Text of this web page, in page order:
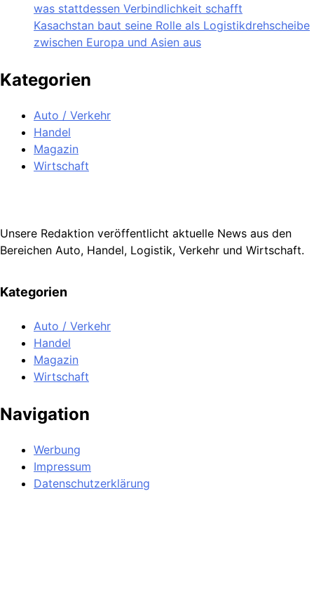
was stattdessen Verbindlichkeit schafft
Kasachstan baut seine Rolle als Logistikdrehscheibe
zwischen Europa und Asien aus
Kategorien
Auto / Verkehr
Handel
Magazin
Wirtschaft
Unsere Redaktion veröffentlicht aktuelle News aus den
Bereichen Auto, Handel, Logistik, Verkehr und Wirtschaft.
Kategorien
Auto / Verkehr
Handel
Magazin
Wirtschaft
Navigation
Werbung
Impressum
Datenschutzerklärung